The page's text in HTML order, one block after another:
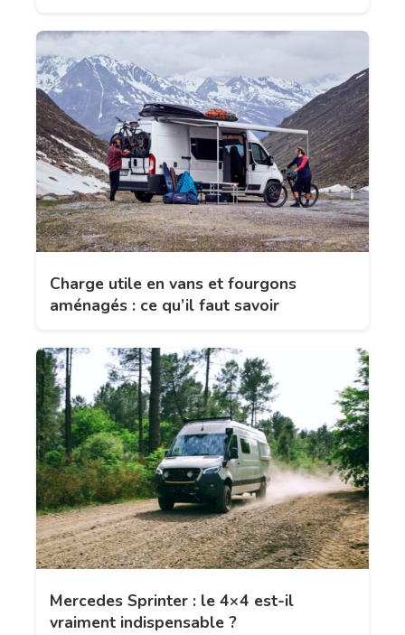
Charge utile en vans et fourgons
aménagés : ce qu’il faut savoir
Mercedes Sprinter : le 4×4 est-il
vraiment indispensable ?